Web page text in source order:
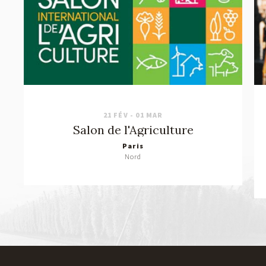
21 FÉV - 01 MAR
Salon de l'Agriculture
Paris
Nord